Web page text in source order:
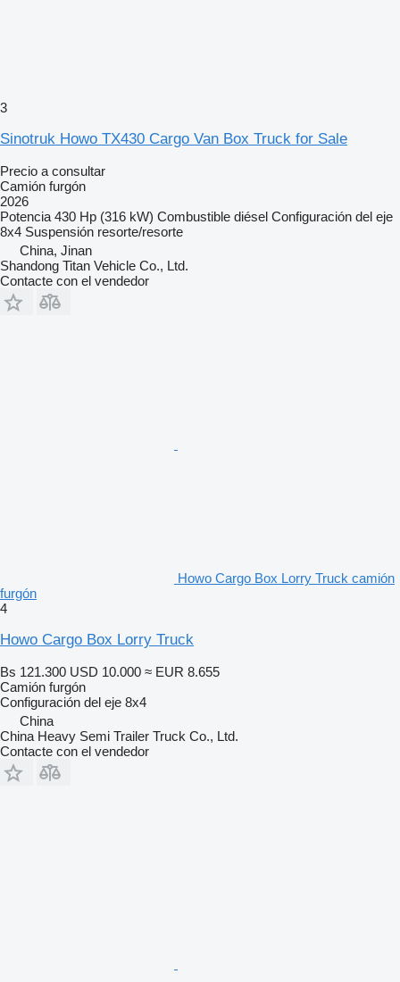
3
Sinotruk Howo TX430 Cargo Van Box Truck for Sale
Precio a consultar
Camión furgón
2026
Potencia 430 Hp (316 kW) Combustible diésel Configuración del eje
8x4 Suspensión resorte/resorte
China, Jinan
Shandong Titan Vehicle Co., Ltd.
Contacte con el vendedor
Howo Cargo Box Lorry Truck camión
furgón
4
Howo Cargo Box Lorry Truck
Bs 121.300 USD 10.000 ≈ EUR 8.655
Camión furgón
Configuración del eje 8x4
China
China Heavy Semi Trailer Truck Co., Ltd.
Contacte con el vendedor